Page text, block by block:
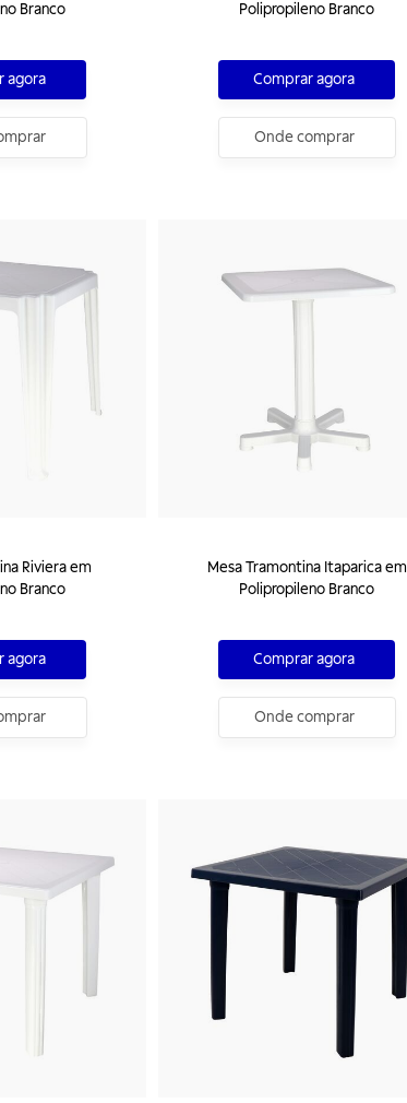
Branco
agora
Polipropileno Branco
Comprar agora
Onde comprar
Riviera em
Branco
agora
Mesa Tramontina Itaparica em
Polipropileno Branco
Comprar agora
Onde comprar